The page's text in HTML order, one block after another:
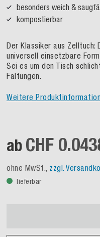
besonders weich &
kompostierbar
Der Klassiker aus Zelltuch:
universell einsetzbare
Sei es um den Tisch
Faltungen.
Weitere
ab CHF
ohne MwSt., zzgl.
lieferbar